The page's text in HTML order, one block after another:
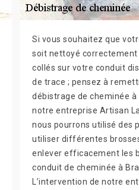
Si vous souhaitez que
soit nettoyé correctement
collés sur votre conduit
de trace ; pensez à
débistrage de cheminée
notre entreprise Artisan
nous pourrons utilisé des
utiliser différentes
enlever efficacement les
conduit de cheminée à
L’intervention de notre